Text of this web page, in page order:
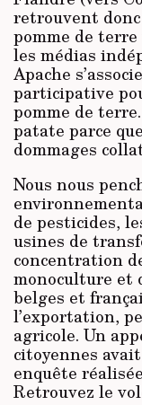
retrouvent donc
pomme de
les médias
Apache
participative
pomme de
patate parce
dommages
Nous nous
de pesticides,
usines de
concentration
monoculture et
belges et
l’exportation,
agricole. Un
citoyennes
enquête
Retrouvez le